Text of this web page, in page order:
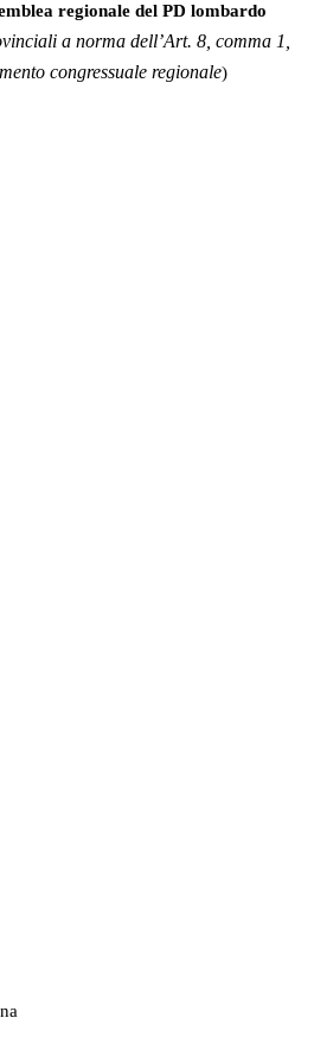
regionale del PD lombardo
a norma dell’Art. 8, comma 1,
congressuale regionale)